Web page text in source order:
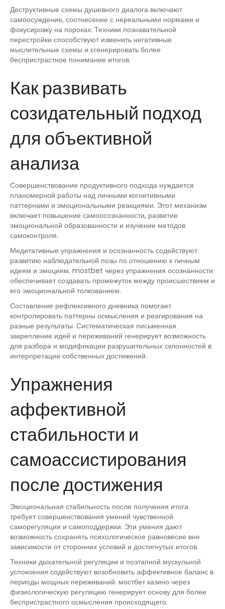
Деструктивные схемы душевного диалога включают
самоосуждение, соотнесение с нереальными нормами и
фокусировку на пороках. Техники познавательной
перестройки способствуют изменить негативные
мыслительные схемы и сгенерировать более
беспристрастное понимание итогов.
Как развивать
созидательный подход
для объективной
анализа
Совершенствование продуктивного подхода нуждается
планомерной работы над личными когнитивными
паттернами и эмоциональными реакциями. Этот механизм
включает повышение самоосознанности, развитие
эмоциональной образованности и изучение методов
самоконтроля.
Медитативные упражнения и осознанность содействуют
развитию наблюдательной позы по отношению к личным
идеям и эмоциям. mostbet через упражнения осознанности
обеспечивает создавать промежуток между происшествием и
его эмоциональной толкованием.
Составление рефлексивного дневника помогает
контролировать паттерны осмысления и реагирования на
разные результаты. Систематическая письменная
закрепление идей и переживаний генерирует возможность
для разбора и модификации разрушительных склонностей в
интерпретации собственных достижений.
Упражнения
аффективной
стабильности и
самоассистирования
после достижения
Эмоциональная стабильность после получения итога
требует совершенствования умений чувственной
саморегуляции и самоподдержки. Эти умения дают
возможность сохранять психологическое равновесие вне
зависимости от сторонних условий и достигнутых итогов.
Техники дыхательной регуляции и поэтапной мускульной
успокоения содействуют возобновить аффективное баланс в
периоды мощных переживаний. мостбет казино через
физиологическую регуляцию генерирует основу для более
беспристрастного осмысления происходящего.